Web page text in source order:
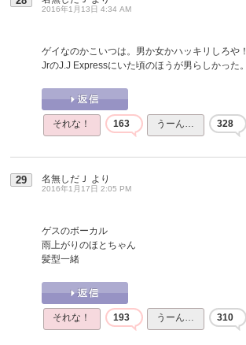
2016年1月13日 4:34 AM
ゲイなのかこいつは。男か女かハッキリしろや！
JrのJ.J Expressにいた頃のほうが男らしかった。
それな！ 163 うーん… 328
29 名無しだＪ より
2016年1月17日 2:05 PM
ゲスのボーカル
雨上がりのほとちゃん
髪型一緒
それな！ 193 うーん… 310